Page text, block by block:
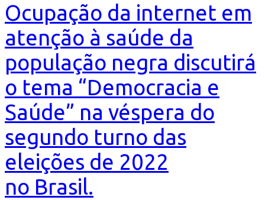
Ocupação da internet em
atenção à saúde da
população negra discutirá
o tema “Democracia e
Saúde” na véspera do
segundo turno das
eleições de 2022
no Brasil.